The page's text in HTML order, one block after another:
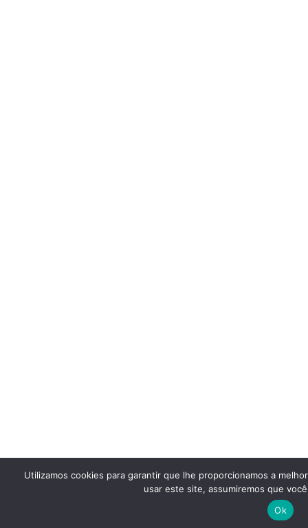
Utilizamos cookies para garantir que lhe proporcionamos a
usar este site, assumiremos que
Ok